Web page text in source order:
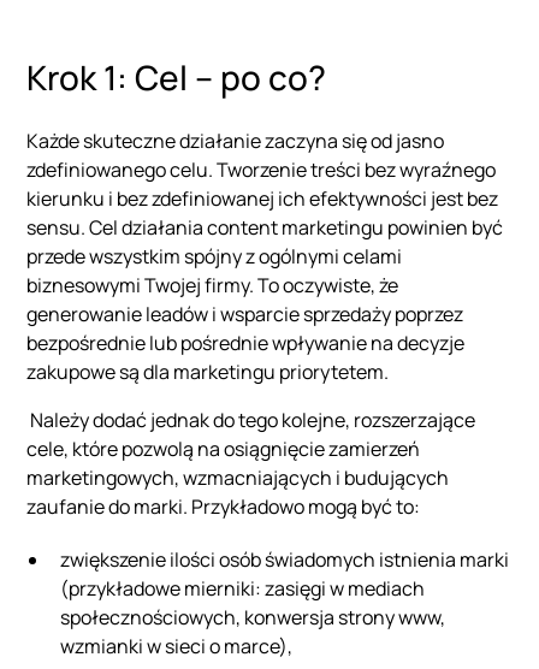
Krok 1: Cel – po co?
Każde skuteczne działanie zaczyna się od jasno
zdefiniowanego celu. Tworzenie treści bez wyraźnego
kierunku i bez zdefiniowanej ich efektywności jest bez
sensu. Cel działania content marketingu powinien być
przede wszystkim spójny z ogólnymi celami
biznesowymi Twojej firmy. To oczywiste, że
generowanie leadów i wsparcie sprzedaży poprzez
bezpośrednie lub pośrednie wpływanie na decyzje
zakupowe są dla marketingu priorytetem.
Należy dodać jednak do tego kolejne, rozszerzające
cele, które pozwolą na osiągnięcie zamierzeń
marketingowych, wzmacniających i budujących
zaufanie do marki. Przykładowo mogą być to:
zwiększenie ilości osób świadomych istnienia marki
(przykładowe mierniki: zasięgi w mediach
społecznościowych, konwersja strony www,
wzmianki w sieci o marce),